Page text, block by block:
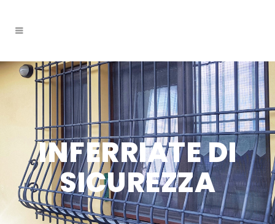
INFERRIATE DI
SICUREZZA